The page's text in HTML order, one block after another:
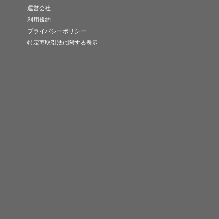
運営会社
利用規約
プライバシーポリシー
特定商取引法に関する表示